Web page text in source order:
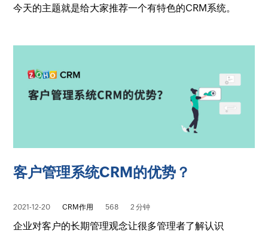
今天的主题就是给大家推荐一个有特色的CRM系统。
客户管理系统CRM的优势？
2021-12-20 CRM作用 568 2 分钟
企业对客户的长期管理观念让很多管理者了解认识